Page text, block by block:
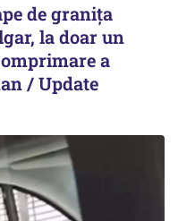
de granița
la doar un
a
/ Update